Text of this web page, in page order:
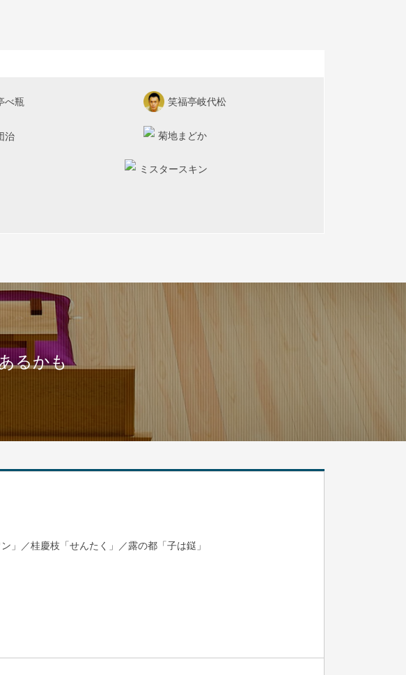
べ瓶 笑福亭岐代松
治 菊地まどか
ミスタースキン
るかも
」／桂慶枝「せんたく」／露の都「子は鎹」